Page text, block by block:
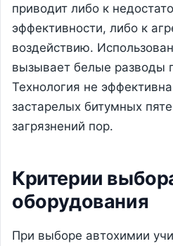
приводит либо к
эффективности, либо к
воздействию.
вызывает белые разводы
Технология не
застарелых битумных
загрязнений пор.
Критерии
оборудования
При выборе автохимии